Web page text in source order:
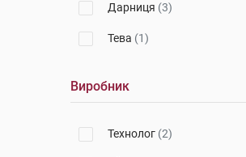
Дарниця (3)
Тева (1)
Виробник
Технолог (2)